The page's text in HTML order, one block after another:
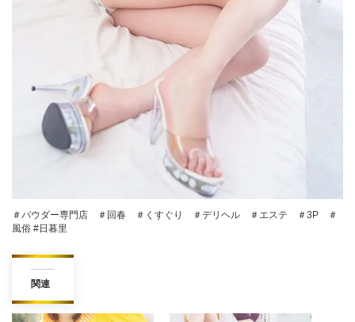
＃パウダー専門店 ＃回春 ＃くすぐり ＃デリヘル ＃エステ ＃3P ＃
風俗 #日暮里
関連